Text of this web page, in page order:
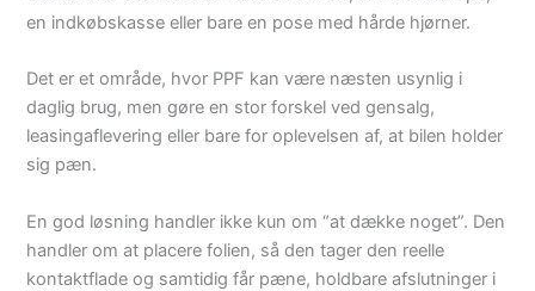
en indkøbskasse eller bare en pose med hårde hjørner.
Det er et område, hvor PPF kan være næsten usynlig i
daglig brug, men gøre en stor forskel ved gensalg,
leasingaflevering eller bare for oplevelsen af, at bilen holder
sig pæn.
En god løsning handler ikke kun om “at dække noget”. Den
handler om at placere folien, så den tager den reelle
kontaktflade og samtidig får pæne, holdbare afslutninger i